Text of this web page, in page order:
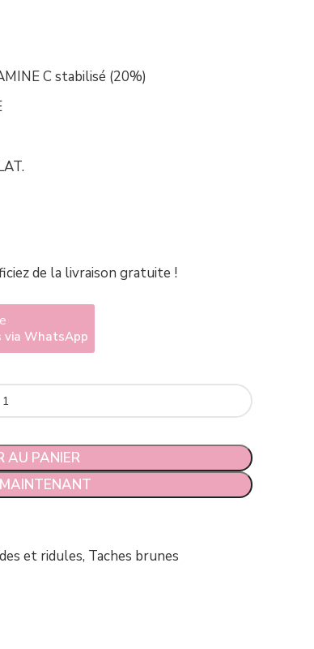
C stabilisé (20%)
de la livraison gratuite !
via WhatsApp
âge à la vitamine C et acide
AU PANIER
et ridules, Taches brunes